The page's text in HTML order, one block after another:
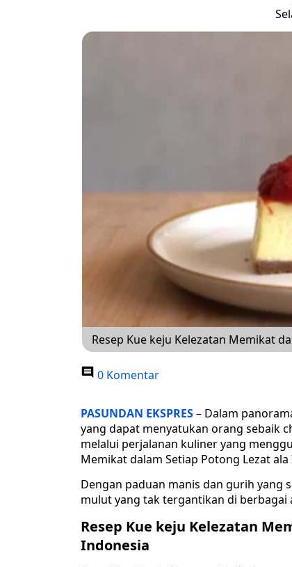
Resep Kue keju Kelezatan Memikat
0 Komentar
PASUNDAN EKSPRES– Dalam
yang dapat menyatukan orang sebaik
melalui perjalanan kuliner yang
Memikat dalam Setiap Potong Lezat
Dengan paduan manis dan gurih yang
mulut yang tak tergantikan di berbagai
Resep Kue keju Kelezatan
Indonesia